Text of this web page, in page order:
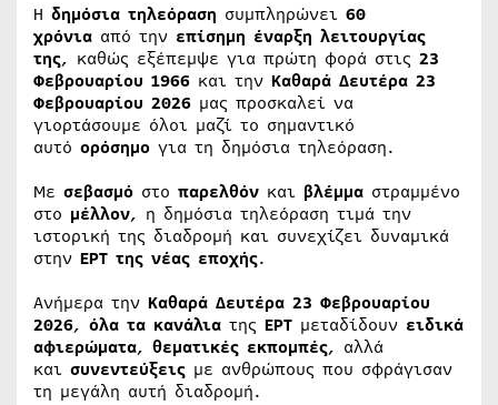
Η δημόσια τηλεόραση συμπληρώνει 60
χρόνια από την επίσημη έναρξη λειτουργίας
της, καθώς εξέπεμψε για πρώτη φορά στις 23
Φεβρουαρίου 1966 και την Καθαρά Δευτέρα 23
Φεβρουαρίου 2026 μας προσκαλεί να
γιορτάσουμε όλοι μαζί το σημαντικό
αυτό ορόσημο για τη δημόσια τηλεόραση.
Με σεβασμό στο παρελθόν και βλέμμα στραμμένο
στο μέλλον, η δημόσια τηλεόραση τιμά την
ιστορική της διαδρομή και συνεχίζει δυναμικά
στην ΕΡΤ της νέας εποχής.
Ανήμερα την Καθαρά Δευτέρα 23 Φεβρουαρίου
2026, όλα τα κανάλια της ΕΡΤ μεταδίδουν ειδικά
αφιερώματα, θεματικές εκπομπές, αλλά
και συνεντεύξεις με ανθρώπους που σφράγισαν
τη μεγάλη αυτή διαδρομή.